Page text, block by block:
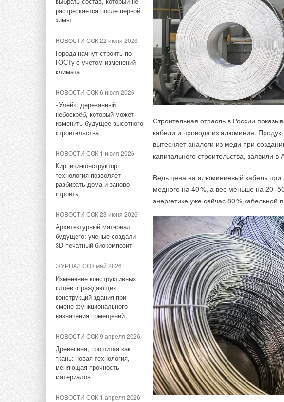
растрескается после первой
зимы
НОВОСТИ СОК 22 июля 2026
Города начнут строить по
ГОСТу с учетом изменений
климата
НОВОСТИ СОК 6 июля 2026
«Улей»: деревянный
небоскрёб, который может
изменить будущее высотного
строительства
НОВОСТИ СОК 1 июля 2026
Кирпичи-конструктор:
технология позволяет
разбирать дома и заново
строить
НОВОСТИ СОК 23 июня 2026
Архитектурный материал
будущего: ученые создали
3D-печатный биокомпозит
ЖУРНАЛ СОК май 2026
Изменение конструктивных
слоёв ограждающих
конструкций здания при
смене функционального
назначения помещений
НОВОСТИ СОК 9 апреля 2026
Древесина, прошитая как
ткань: новая технология,
меняющая прочность
материалов
НОВОСТИ СОК 1 апреля 2026
Строительная отрасль в России
кабели и провода из алюминия.
вытесняет аналоги из меди при
капитального строительства, заявили
Ведь цена на алюминиевый кабель при
медного на 40%, а вес меньше на 20–5
энергетике уже сейчас 80% кабельной
накопителем снижают
потребление на 60%
НОВОСТИ СОК 31 июля 2026
США запретили
использование иностранных
инверторов
НОВОСТИ СОК 30 июля 2026
Уже через месяц в России
можно будет устанавливать
солнечные панели в МКД
ВИЭ обойдут уголь по
выработке электроэнергии в
текущем году
НОВОСТИ СОК 24 июля 2026
развития сектора ВИЭ на
период 2026-2030 гг.
НОВОСТИ СОК 23 июля 2026
очередь крупнейшей в
России ветроэлектростанции
НОВОСТИ СОК 22 июля 2026
LONGi вновь установила
мировой рекорд
солнечных элементов —
35,5%
Французская государственная
заключила
25-летний контракт на
источников. По словам компании, на
корпоративное соглашение о покупке
из крупнейших в Европе.
Договор приближает SNCF
% движение пассажирских
солнечной энергии.
Железнодорожный транспорт остаётся
электрической энергии и, как
громадными выбросами парниковых
на возобновляемые источники
обещает со временем добиться
деятельности.
Закупкой чистой энергии для
дочернее предприятие SNCF Énergie.
года, и на сегодняшний день
стал самым масштабным. Согласно
будет получать около 207 ГВт·ч от
общей мощностью 146 МВт. Вся
на обслуживание движения
Тэги: Солнечные электростанции